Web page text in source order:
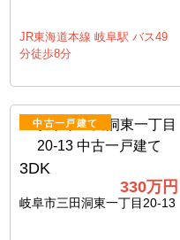
JR東海道本線 岐阜駅 バス49
分徒歩8分
中古一戸建て
3DK
330万円
岐阜市三田洞東一丁目20-13